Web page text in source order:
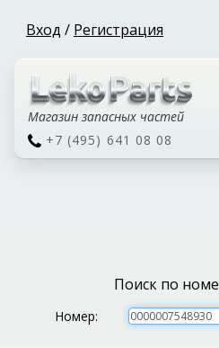
Вход / Регистрация
Магазин запасных частей
+7 (495) 641 08 08
Поиск по
Номер: